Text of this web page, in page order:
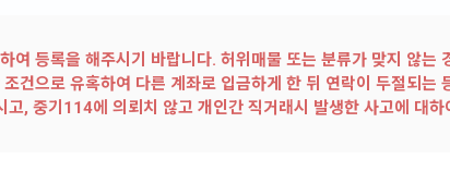
여 등록을 해주시기 바랍니다. 허위매물 또는 분류가 맞지 않는
건으로 유혹하여 다른 계좌로 입금하게 한 뒤 연락이 두절되는
고, 중기114에 의뢰치 않고 개인간 직거래시 발생한 사고에 대